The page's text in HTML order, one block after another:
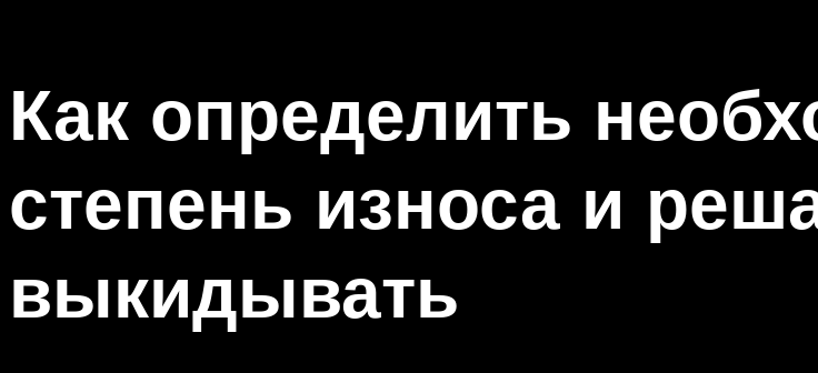
Как определить
степень износа и
выкидывать